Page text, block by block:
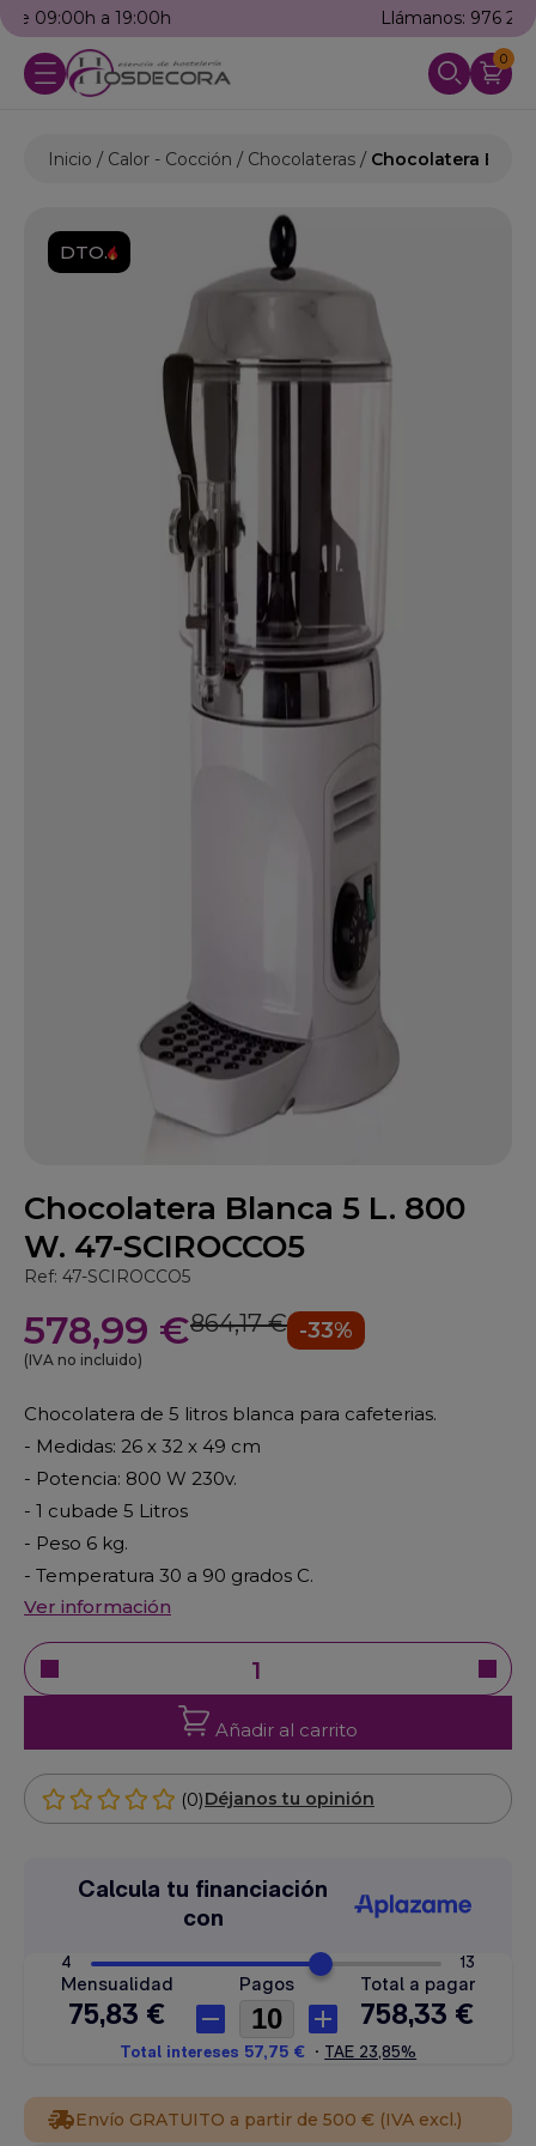
0
Inicio Calor - Cocción Chocolateras Chocolatera
DTO.
Chocolatera Blanca 5 L. 800
W. 47-SCIROCCO5
Ref: 47-SCIROCCO5
578,99 €864,17 € -33%
(IVA no incluido)
Chocolatera de 5 litros blanca para cafeterias.
- Medidas: 26 x 32 x 49 cm
- Potencia: 800 W 230v.
- 1 cubade 5 Litros
- Peso 6 kg.
- Temperatura 30 a 90 grados C.
Ver información
Añadir al carrito
(0)Déjanos tu opinión
Envío GRATUITO a partir de 500 € (IVA excl.)